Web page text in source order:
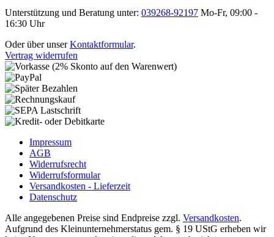
Unterstützung und Beratung unter: 039268-92197 Mo-Fr, 09:00 -
16:30 Uhr
Oder über unserKontaktformular.
Vertrag widerrufen
Impressum
AGB
Widerrufsrecht
Widerrufsformular
Versandkosten - Lieferzeit
Datenschutz
Alle angegebenen Preise sind Endpreise zzgl. Versandkosten.
Aufgrund des Kleinunternehmerstatus gem. § 19 UStG erheben wir